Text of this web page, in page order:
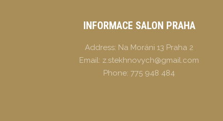
INFORMACE SALON PRAHA
Address: Na Moráni 13 Praha 2
Email: z.stekhnovych@gmail.com
Phone: 775 948 484